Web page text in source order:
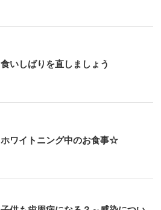
食いしばりを直しましょう
ホワイトニング中のお食事☆